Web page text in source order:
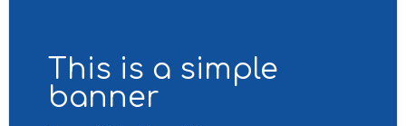
This is a simple
banner